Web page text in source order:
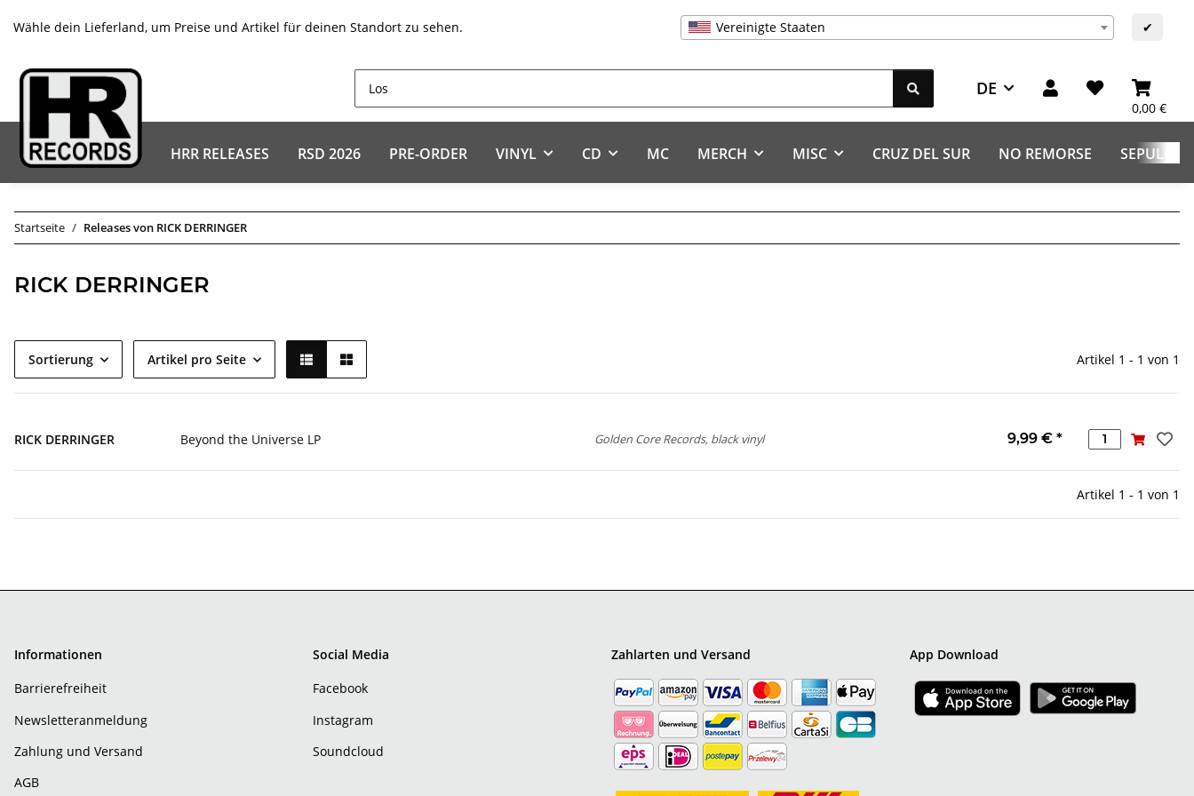
Wähle dein Lieferland, um Preise und Artikel für deinen Standort zu sehen. Vereinigte Staaten ✔
DE
0,00 €
HRR RELEASES RSD 2026 PRE-ORDER VINYL CD MC MERCH MISC CRUZ DEL SUR NO REMORSE
Startseite Releases von RICK DERRINGER
RICK DERRINGER
Sortierung Artikel pro Seite Artikel 1 - 1 von 1
RICK DERRINGER Beyond the Universe LP Golden Core Records, black vinyl 9,99 € *
Artikel 1 - 1 von 1
Informationen
Barrierefreiheit
Newsletteranmeldung
Zahlung und Versand
AGB
Social Media
Facebook
Instagram
Soundcloud
Zahlarten und Versand App Download